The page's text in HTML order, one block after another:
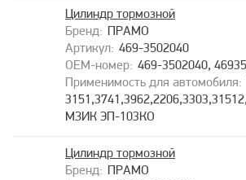
ПРАМО
469-3502040
469-3502040,
Цилиндр тормозной
МЗИК ЭП-103КО
ПРАМО
Цилиндр тормозной